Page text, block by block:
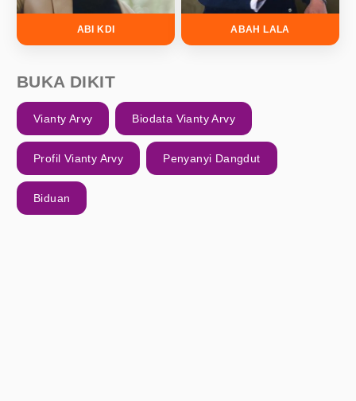
ABI KDI ABAH LALA
BUKA DIKIT
Vianty Arvy Biodata Vianty Arvy
Profil Vianty Arvy Penyanyi Dangdut
Biduan